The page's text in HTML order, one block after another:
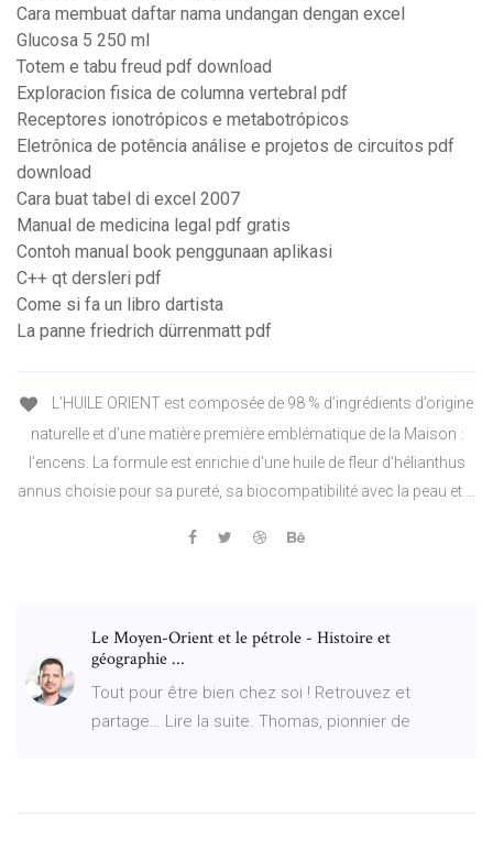
Cara membuat daftar nama undangan dengan excel
Glucosa 5 250 ml
Totem e tabu freud pdf download
Exploracion fisica de columna vertebral pdf
Receptores ionotrópicos e metabotrópicos
Eletrônica de potência análise e projetos de circuitos pdf
download
Cara buat tabel di excel 2007
Manual de medicina legal pdf gratis
Contoh manual book penggunaan aplikasi
C++ qt dersleri pdf
Come si fa un libro dartista
La panne friedrich dürrenmatt pdf
L’HUILE ORIENT est composée de 98 % d’ingrédients d’origine
naturelle et d’une matière première emblématique de la Maison :
l’encens. La formule est enrichie d’une huile de fleur d’hélianthus
annus choisie pour sa pureté, sa biocompatibilité avec la peau et …
Le Moyen-Orient et le pétrole - Histoire et
géographie ...
Tout pour être bien chez soi ! Retrouvez et
partage… Lire la suite. Thomas, pionnier de